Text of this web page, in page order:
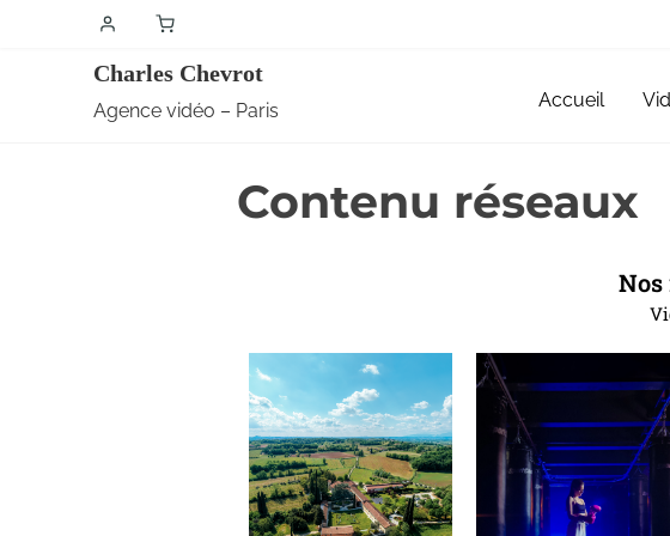
Charles Chevrot
Agence vidéo – Paris Accueil
Contenu réseaux
Nos